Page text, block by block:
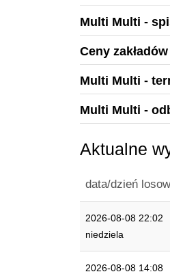
Multi Multi -
Ceny
Multi Multi -
Multi Multi -
Aktualne
data/dzień
2026-08-08 22:02
niedziela
2026-08-08 14:08